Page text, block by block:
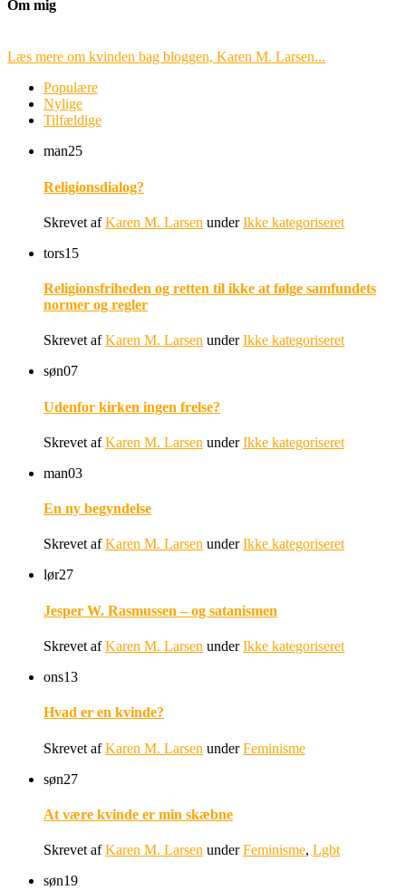
Om mig
Læs mere om kvinden bag bloggen, Karen M. Larsen...
Populære
Nylige
Tilfældige
man25
Religionsdialog?
Skrevet afKaren M. Larsen underIkke kategoriseret
tors15
Religionsfriheden og retten til ikke at følge samfundets
normer og regler
Skrevet afKaren M. Larsen underIkke kategoriseret
søn07
Udenfor kirken ingen frelse?
Skrevet afKaren M. Larsen underIkke kategoriseret
man03
En ny begyndelse
Skrevet afKaren M. Larsen underIkke kategoriseret
lør27
Jesper W. Rasmussen – og satanismen
Skrevet afKaren M. Larsen underIkke kategoriseret
ons13
Hvad er en kvinde?
Skrevet afKaren M. Larsen underFeminisme
søn27
At være kvinde er min skæbne
Skrevet afKaren M. Larsen underFeminisme, Lgbt
søn19